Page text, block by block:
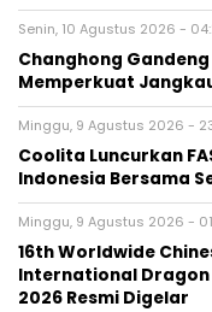
Senin, 10 Agustus 2026 -
Changhong
Memperkuat
Minggu, 9 Agustus 2026 -
Coolita Luncurkan
Indonesia Bersama
Minggu, 9 Agustus 2026 -
16th Worldwide
International Dragon
2026 Resmi Digelar